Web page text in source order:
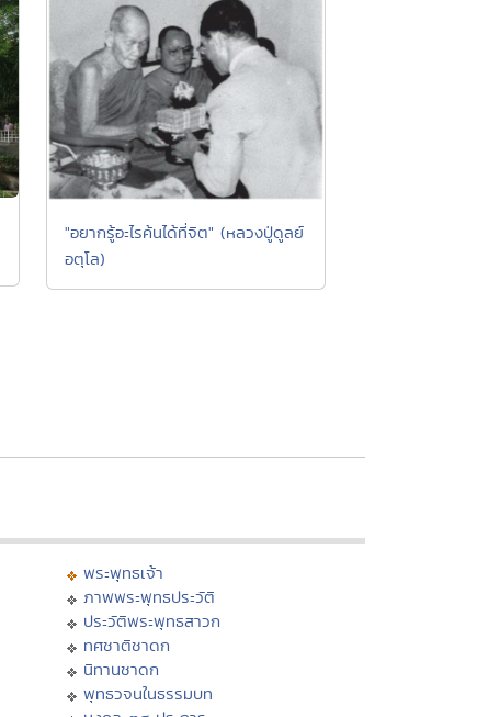
"อยากรู้อะไรค้นได้ที่จิต" (หลวงปู่ดูลย์
อตุโล)
พระพุทธเจ้า
ภาพพระพุทธประวัติ
ประวัติพระพุทธสาวก
ทศชาติชาดก
นิทานชาดก
พุทธวจนในธรรมบท